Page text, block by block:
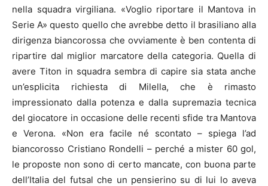
nella squadra virgiliana. «Voglio riportare il Mantova in
Serie A» questo quello che avrebbe detto il brasiliano alla
dirigenza biancorossa che ovviamente è ben contenta di
ripartire dal miglior marcatore della categoria. Quella di
avere Titon in squadra sembra di capire sia stata anche
un’esplicita richiesta di Milella, che è rimasto
impressionato dalla potenza e dalla supremazia tecnica
del giocatore in occasione delle recenti sfide tra Mantova
e Verona. «Non era facile né scontato – spiega l’ad
biancorosso Cristiano Rondelli – perché a mister 60 gol,
le proposte non sono di certo mancate, con buona parte
dell’Italia del futsal che un pensierino su di lui lo aveva